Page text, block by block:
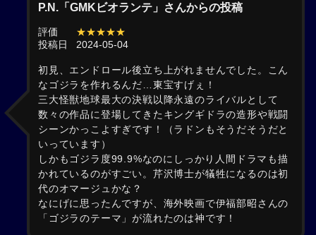
P.N.「GMKビオランテ」さんからの投稿
評価
★★★★★
投稿日
2024-05-04
初見、エンドロール後立ち上がれませんでした。こん
なゴジラを作れるんだ…東宝すげぇ！
三大怪獣地球最大の決戦以降永遠のライバルとして
数々の作品に登場してきたキングギドラの造形や戦闘
シーンかっこよすぎです！（ラドンもそうだそうだと
いっています）
しかもゴジラ度99.9%なのにしっかり人間ドラマも描
かれているのがすごい。芹沢博士が犠牲になるのは初
代のオマージュかな？
なにげに思ったんですが、海外映画で伊福部昭さんの
「ゴジラのテーマ」が流れたのは神です！